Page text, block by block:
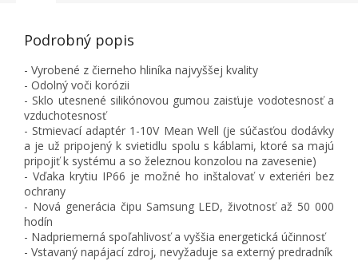
Podrobný popis
- Vyrobené z čierneho hliníka najvyššej kvality
- Odolný voči korózii
- Sklo utesnené silikónovou gumou zaisťuje vodotesnosť a
vzduchotesnosť
- Stmievací adaptér 1-10V Mean Well (je súčasťou dodávky
a je už pripojený k svietidlu spolu s káblami, ktoré sa majú
pripojiť k systému a so železnou konzolou na zavesenie)
- Vďaka krytiu IP66 je možné ho inštalovať v exteriéri bez
ochrany
- Nová generácia čipu Samsung LED, životnosť až 50 000
hodín
- Nadpriemerná spoľahlivosť a vyššia energetická účinnosť
- Vstavaný napájací zdroj, nevyžaduje sa externý predradník